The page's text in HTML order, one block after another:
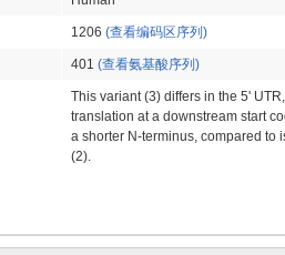
1206 (查看编码区序列)
401 (查看氨基酸序列)
This variant (3) differs in the 5'
translation at a downstream start
a shorter N-terminus, compared to
(2).